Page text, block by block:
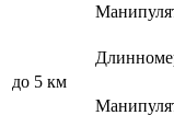
до 5 км